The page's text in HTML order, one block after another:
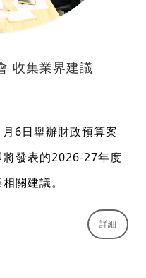
收集業界建議
6日舉辦財政預算案
發表的2026-27年度
關建議。
詳細